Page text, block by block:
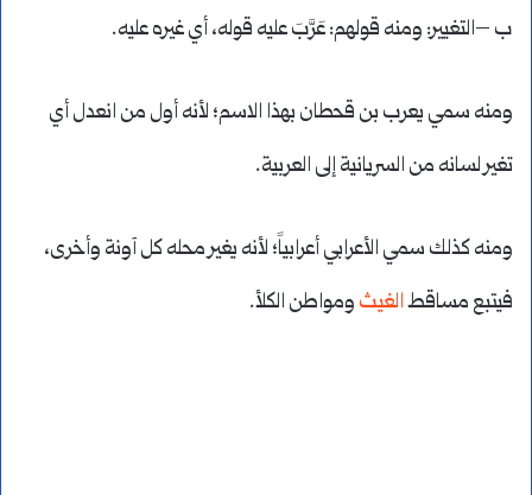
ب –التغيير: ومنه قولهم: عَرَّبَ عليه قوله، أي غيره عليه.
ومنه سمي يعرب بن قحطان بهذا الاسم؛ لأنه أول من انعدل أي
تغير لسانه من السريانية إلى العربية.
ومنه كذلك سمي الأعرابي أعرابياً؛ لأنه يغير محله كل آونة وأخرى،
فيتبع مساقطالغيث ومواطن الكلأ.